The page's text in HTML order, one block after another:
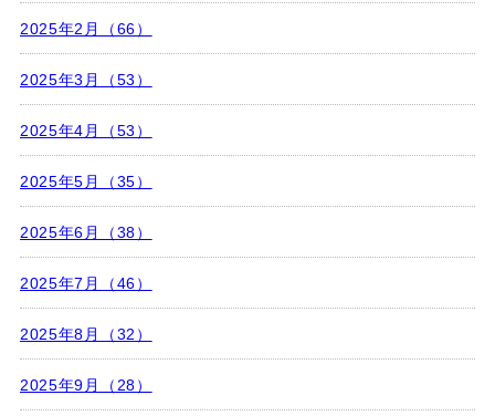
2025年2月（66）
2025年3月（53）
2025年4月（53）
2025年5月（35）
2025年6月（38）
2025年7月（46）
2025年8月（32）
2025年9月（28）